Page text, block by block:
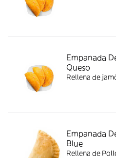
Empanada
Queso
Rellena de
Empanada
Blue
Rellena de